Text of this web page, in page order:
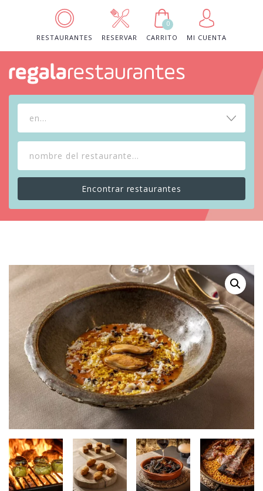
RESTAURANTES RESERVAR
0
CARRITO
MI CUENTA
en...